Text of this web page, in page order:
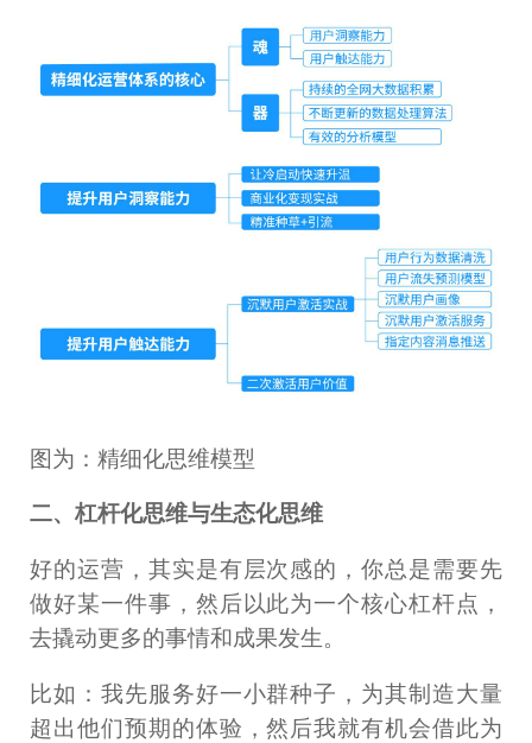
图为：精细化思维模型
二、杠杆化思维与生态化思维
好的运营，其实是有层次感的，你总是需要先
做好某一件事，然后以此为一个核心杠杆点，
去撬动更多的事情和成果发生。
比如：我先服务好一小群种子，为其制造大量
超出他们预期的体验，然后我就有机会借此为